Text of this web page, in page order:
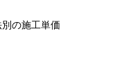
の施工単価